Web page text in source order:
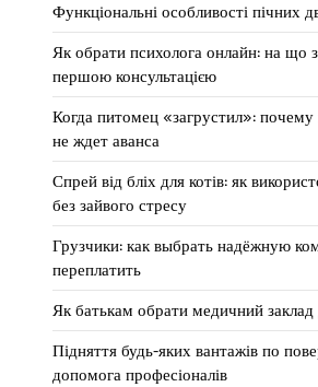
Функціональні особливості пічних
Як обрати психолога онлайн: на що
першою консультацією
Когда питомец «загрустил»: почему
не ждет аванса
Спрей від бліх для котів: як
без зайвого стресу
Грузчики: как выбрать надёжную
переплатить
Як батькам обрати медичний
Підняття будь-яких вантажів по
допомога професіоналів